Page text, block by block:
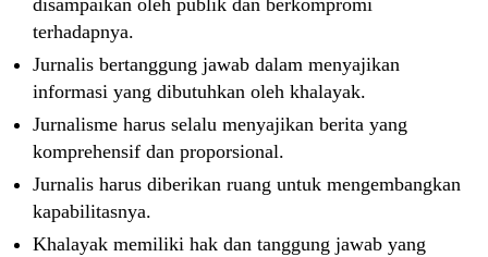
disampaikan oleh publik dan berkompromi
terhadapnya.
Jurnalis bertanggung jawab dalam menyajikan
informasi yang dibutuhkan oleh khalayak.
Jurnalisme harus selalu menyajikan berita yang
komprehensif dan proporsional.
Jurnalis harus diberikan ruang untuk mengembangkan
kapabilitasnya.
Khalayak memiliki hak dan tanggung jawab yang